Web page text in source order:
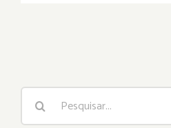
Buscar
resultados